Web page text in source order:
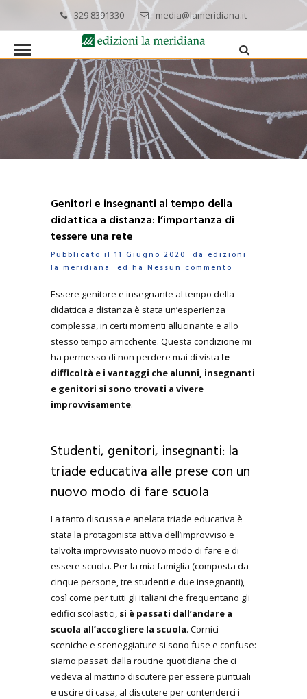
329 8391330 media@lameridiana.it
Genitori e insegnanti al tempo della
didattica a distanza: l’importanza di
tessere una rete
Pubblicato il 11 Giugno 2020 da edizioni
la meridiana
ed ha Nessun commento
Essere genitore e insegnante al tempo della
didattica a distanza è stata un’esperienza
complessa, in certi momenti allucinante e allo
stesso tempo arricchente. Questa condizione mi
ha permesso di non perdere mai di vista le
difficoltà e i vantaggi che alunni, insegnanti
e genitori si sono trovati a vivere
improvvisamente.
Studenti, genitori, insegnanti: la
triade educativa alle prese con un
nuovo modo di fare scuola
La tanto discussa e anelata triade educativa è
stata la protagonista attiva dell’improvviso e
talvolta improvvisato nuovo modo di fare e di
essere scuola. Per la mia famiglia (composta da
cinque persone, tre studenti e due insegnanti),
così come per tutti gli italiani che frequentano gli
edifici scolastici, si è passati dall’andare a
scuola all’accogliere la scuola. Cornici
sceniche e sceneggiature si sono fuse e confuse:
siamo passati dalla routine quotidiana che ci
vedeva al mattino discutere per essere puntuali
e uscire di casa, al discutere per contenderci i